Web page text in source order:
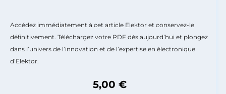
Accédez immédiatement à cet article Elektor et conservez-le
définitivement. Téléchargez votre PDF dès aujourd’hui et plongez
dans l’univers de l’innovation et de l’expertise en électronique
d’Elektor.
5,00 €